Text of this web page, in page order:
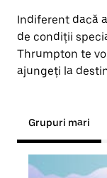
Indiferent dacă
de condiții
Thrumpton te
ajungeți la
Grupuri mari